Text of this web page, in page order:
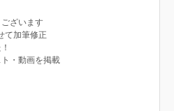
ざいます
て加筆修正
・動画を掲載